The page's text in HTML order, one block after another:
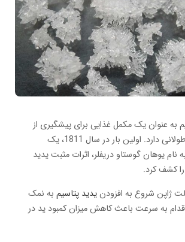
به عنوان یک مکمل غذایی برای پیشگیری از
کمبود ید، قدمتی طولانی دارد. اولین بار در سال 1811، یک
یوهان گوستاو دریفلر، اثرات مثبت یدید
را کشف کرد.
یدید پتاسیم به نمک
به سرعت باعث کاهش میزان کمبود ید در